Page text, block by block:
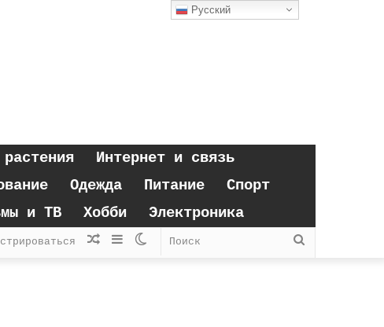
Интернет и связь
Одежда Питание
Спорт
и ТВ Хобби Электроника
Поиск
Switch
Sidebar
Случайная
Русский